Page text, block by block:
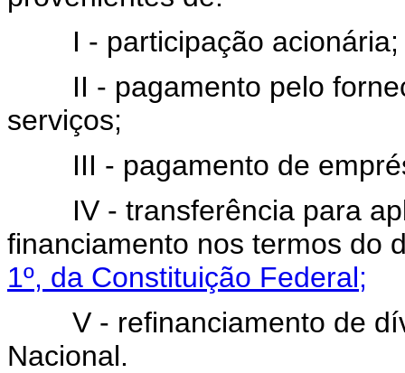
I - participação acionária;
II - pagamento pelo
serviços;
III - pagamento de
IV - transferência para
financiamento nos termos do
1º, da Constituição Federal;
V - refinanciamento de
Nacional.